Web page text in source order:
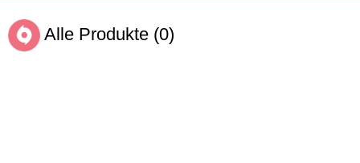
Alle Produkte (0)